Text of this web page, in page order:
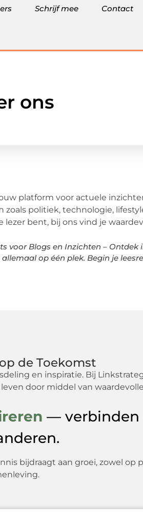
Schrijf mee Contact
ons
platform voor actuele
politiek, technologie,
lezer bent, bij ons vind je
voor Blogs en Inzichten –
op één plek. Begin je
de Toekomst
en inspiratie. Bij
door middel van
— verbinden
bijdraagt aan groei, zowel op